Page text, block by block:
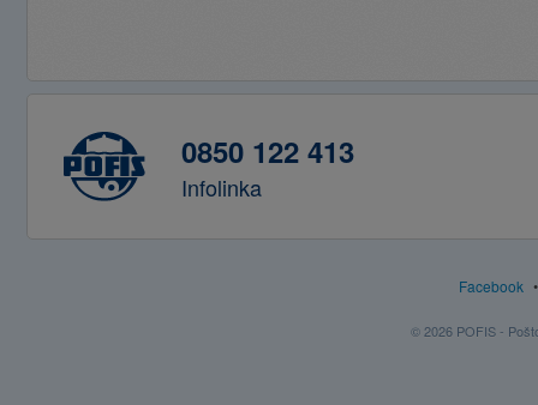
0850 122 413
Infolinka
Facebook
© 2026 POFIS -